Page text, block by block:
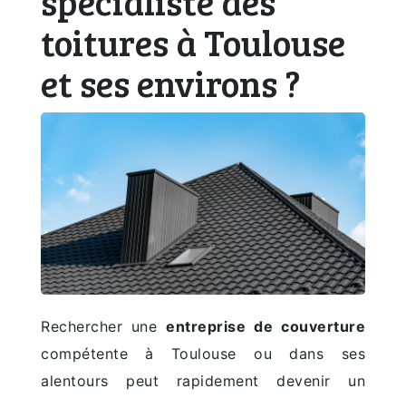
toitures à Toulouse
et ses environs ?
Rechercher uneentreprise de couverture
compétente à Toulouse ou dans ses
alentours peut rapidement devenir un